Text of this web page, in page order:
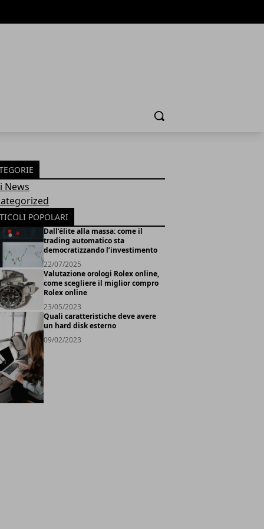
Cerca
News
POPOLARI
Dall’élite alla massa: come il
trading automatico sta
democratizzando l’investimento
22/07/2025
Valutazione orologi Rolex online,
come scegliere il miglior compro
Rolex online
23/05/2023
Quali caratteristiche deve avere
un hard disk esterno
09/02/2023